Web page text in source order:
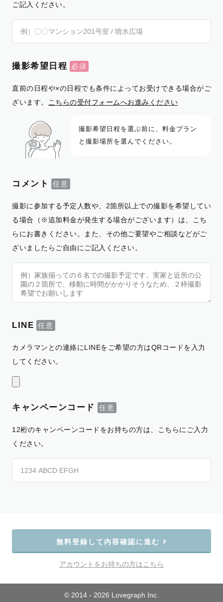
ご記入ください。
撮影希望日程
直前の日程や×の日程でも条件によってお受けできる場合がご
ざいます。
こちらの受付フォームへお進みください
撮影希望日程を選ぶ前に、料金プラン
と撮影場所を選んでください。
コメント
撮影に参加する予定人数や、2箇所以上での撮影を希望してい
る場合（※追加料金が発生する場合がございます）は、こち
らにお書きください。また、その他ご要望やご相談などがご
ざいましたらご自由にご記入ください。
LINE
カメラマンとの連絡にLINEをご希望の方はQRコードを入力
してください。
キャンペーンコード
12桁のキャンペーンコードをお持ちの方は、こちらにご入力
ください。
無料登録して内容確認に進む
アカウントをお持ちの方はこちら
© 2014 - 2026 Lovegraph Inc.